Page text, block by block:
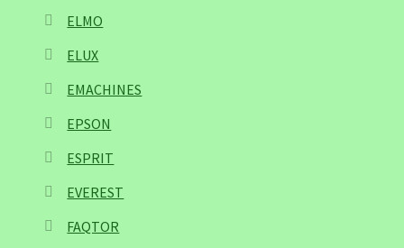
ELMO
ELUX
EMACHINES
EPSON
ESPRIT
EVEREST
FAQTOR